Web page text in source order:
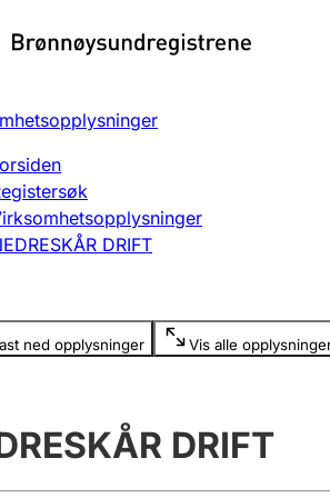
endre, slette
DRIFT
ned opplysninger Vis alle
er skjult
DRIFT